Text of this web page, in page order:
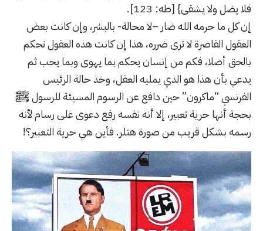
فلا يضل ولا يشقى} [طه: 123].
إن كل ما حرمه الله ضار –لا محالة- بالبشر، وإن كانت بعض
العقول القاصرة لا ترى ضرره، هذا إن كانت هذه العقول تحكم
بالحق أصلا، فكم من إنسان يحكم بما يهوى وبما يحب ثم
يدعي بأن هذا هو الذي يمليه العقل، وخذ حالة الرئيس
الفرنسي “ماكرون” حين دافع عن الرسوم المسيئة للرسول ﷺ
بحجة أنها حرية تعبير، إلا أنه نفسهرفع دعوى على رسام لأنه
رسمه بشكل قريب من صورة هتلر. فأين هي حرية التعبير؟!